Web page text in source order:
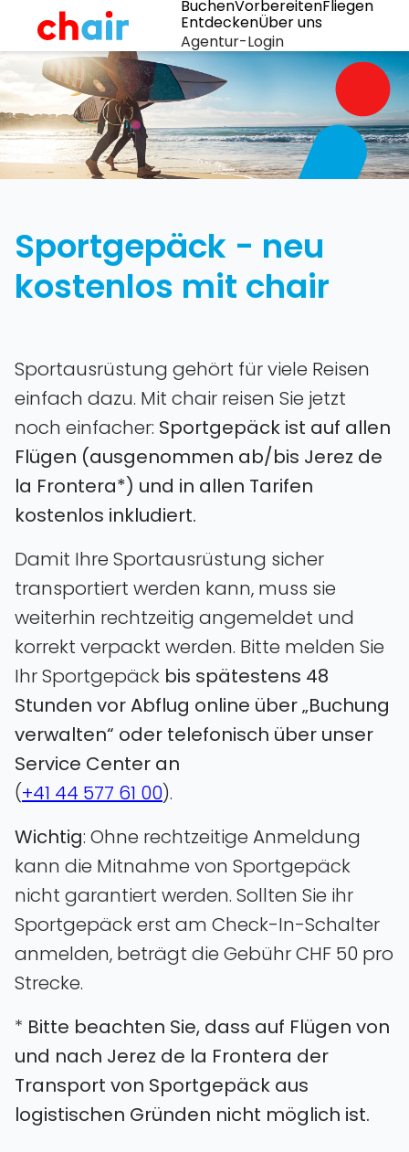
BuchenVorbereitenFliegen
EntdeckenÜber uns
Agentur-Login
Sportgepäck - neu
kostenlos mit chair
Sportausrüstung gehört für viele Reisen
einfach dazu. Mit chair reisen Sie jetzt
noch einfacher: Sportgepäck ist auf allen
Flügen (ausgenommen ab/bis Jerez de
la Frontera*) und in allen Tarifen
kostenlos inkludiert.
Damit Ihre Sportausrüstung sicher
transportiert werden kann, muss sie
weiterhin rechtzeitig angemeldet und
korrekt verpackt werden. Bitte melden Sie
Ihr Sportgepäck bis spätestens 48
Stunden vor Abflug online über „Buchung
verwalten“ oder telefonisch über unser
Service Center an
(+41 44 577 61 00).
Wichtig: Ohne rechtzeitige Anmeldung
kann die Mitnahme von Sportgepäck
nicht garantiert werden. Sollten Sie ihr
Sportgepäck erst am Check-In-Schalter
anmelden, beträgt die Gebühr CHF 50 pro
Strecke.
* Bitte beachten Sie, dass auf Flügen von
und nach Jerez de la Frontera der
Transport von Sportgepäck aus
logistischen Gründen nicht möglich ist.